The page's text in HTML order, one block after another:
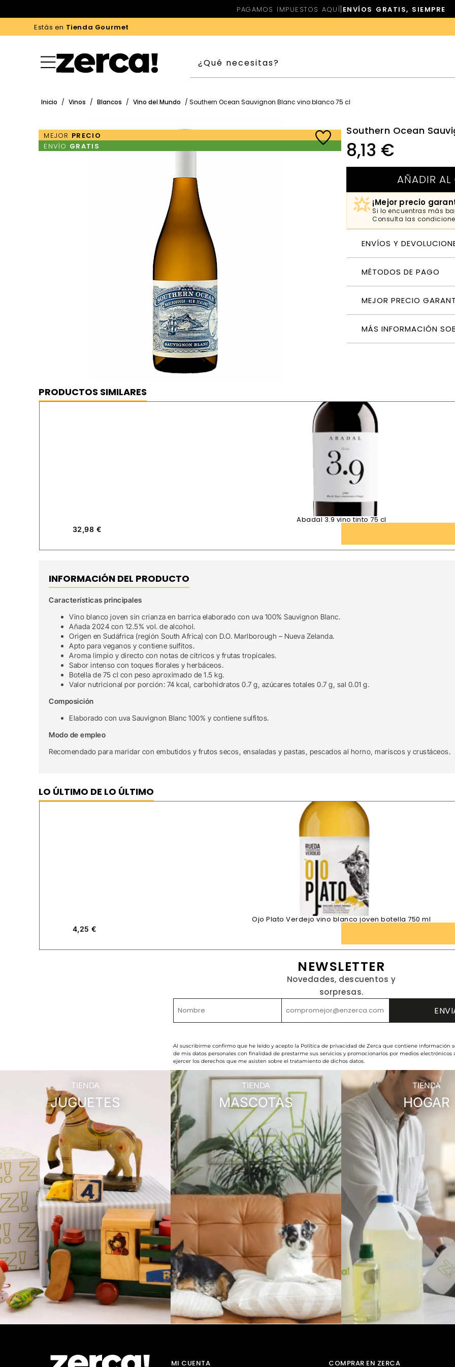
PAGAMOS IMPUESTOS AQUÍ| ENVÍOS GRATIS, SIEMPRE
Estás en Tienda Gourmet
Inicio / Vinos / Blancos / Vino del Mundo / Southern Ocean Sauvignon Blanc vino blanco 75 cl
MEJOR PRECIO
ENVÍO GRATIS
Southern Ocean
8,13 €
AÑADIR AL
¡Mejor precio
Si lo encuentras más
Consulta las
ENVÍOS Y
MÉTODOS DE PAGO
MEJOR PRECIO
MÁS INFORMACIÓN
Southern Ocean Sauvignon Blanc vino blanco 75 cl
⦿ MEJOR PRECIO GARANTIZADO ⦿ ENVÍO GRATIS
PRODUCTOS SIMILARES
Abadal 3.9 vino tinto 75 cl
32,98 €
INFORMACIÓN DEL PRODUCTO
Características principales
Vino blanco joven sin crianza en barrica elaborado con uva 100% Sauvignon Blanc.
Añada 2024 con 12.5% vol. de alcohol.
Origen en Sudáfrica (región South Africa) con D.O. Marlborough – Nueva Zelanda.
Apto para veganos y contiene sulfitos.
Aroma limpio y directo con notas de cítricos y frutas tropicales.
Sabor intenso con toques florales y herbáceos.
Botella de 75 cl con peso aproximado de 1.5 kg.
Valor nutricional por porción: 74 kcal, carbohidratos 0.7 g, azúcares totales 0.7 g, sal 0.01 g.
Composición
Elaborado con uva Sauvignon Blanc 100% y contiene sulfitos.
Modo de empleo
Recomendado para maridar con embutidos y frutos secos, ensaladas y pastas, pescados al horno, mariscos y crustáceos.
LO ÚLTIMO DE LO ÚLTIMO
Ojo Plato Verdejo vino blanco joven botella 750 ml
4,25€
NEWSLETTER
Novedades, descuentos y
sorpresas.
Al suscribirme confirmo que he leído y acepto la Política de privacidad de Zerca que contiene información
de mis datos personales con finalidad de prestarme sus servicios y promocionarlos por medios electrónicos
ejercer los derechos que me asisten sobre el tratamiento de dichos datos.
TIENDA
JUGUETES
TIENDA
MASCOTAS
TIENDA
HOGAR
MI CUENTA
COMPRAR EN ZERCA